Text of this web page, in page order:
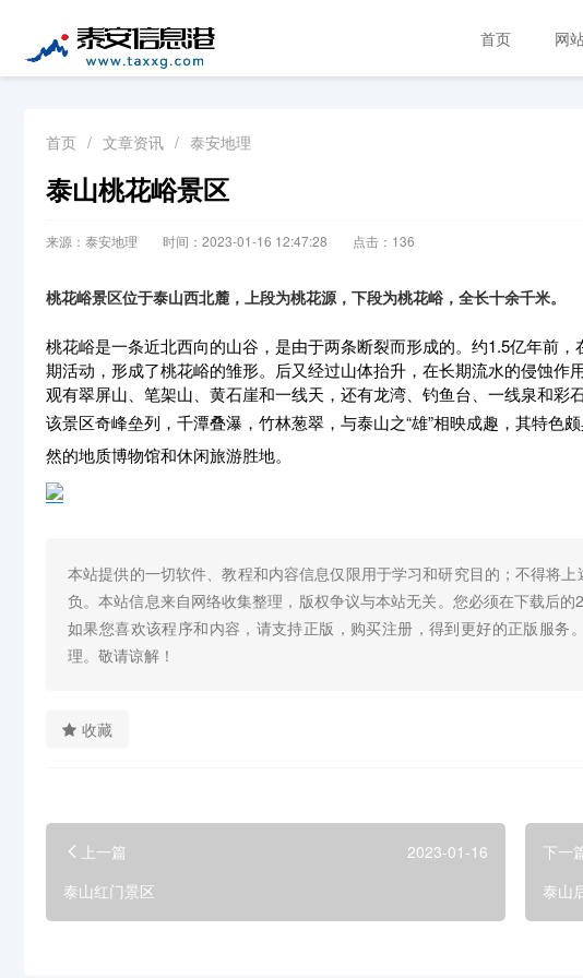
首页 网
首页 / 文章资讯 / 泰安地理
泰山桃花峪景区
来源：泰安地理 时间：2023-01-16 12:47:28 点击： 136
桃花峪景区位于泰山西北麓，上段为桃花源，下段为桃花峪，全长十余千米。
桃花峪是一条近北西向的山谷，是由于两条断裂而形成的。约1.5亿年前
期活动，形成了桃花峪的雏形。后又经过山体抬升，在长期流水的侵蚀
观有翠屏山、笔架山、黄石崖和一线天，还有龙湾、钓鱼台、一线泉和彩
该景区奇峰垒列，千潭叠瀑，竹林葱翠，与泰山之“雄”相映成趣，其特色
然的地质博物馆和休闲旅游胜地。
本站提供的一切软件、教程和内容信息仅限用于学习和研究目的；不得将
负。本站信息来自网络收集整理，版权争议与本站无关。您必须在下载后
如果您喜欢该程序和内容，请支持正版，购买注册，得到更好的正版服务
理。敬请谅解！
收藏
上一篇
2023-01-16
泰山红门景区
下一
泰山